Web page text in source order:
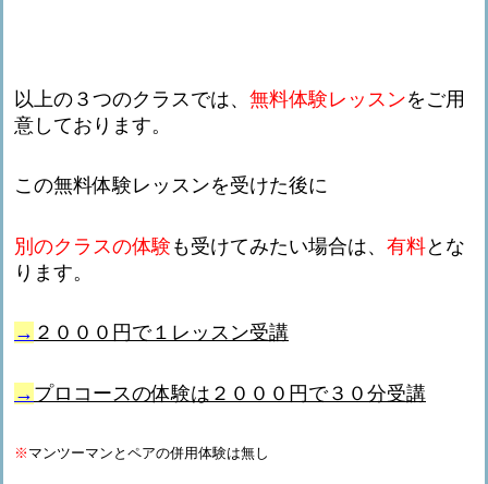
以上の３つのクラスでは、 無料体験レッスンをご用
意しております。
この無料体験レッスンを受けた後に
別のクラスの体験 も受けてみたい場合は、 有料とな
ります。
→ ２０００円で１レッスン受講
→ プロコースの体験は２０００円で３０分受講
※ マンツーマンとペアの併用体験は無し